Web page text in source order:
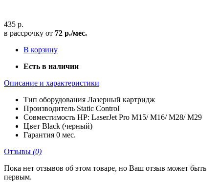
435 р.
в рассрочку от 72 р./мес.
В корзину
Есть в наличии
Описание и характеристики
Тип оборудования Лазерный картридж
Производитель Static Control
Совместимость HP: LaserJet Pro M15/ M16/ M28/ M29
Цвет Black (черный)
Гарантия 0 мес.
Отзывы (0)
Пока нет отзывов об этом товаре, но Ваш отзыв может быть
первым.